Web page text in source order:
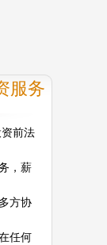
服务
前法
，薪
方协
任何